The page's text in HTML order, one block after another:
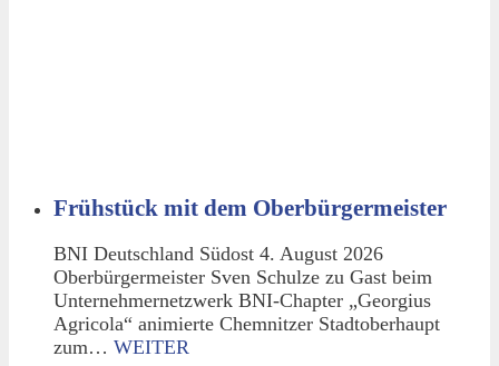
Frühstück mit dem Oberbürgermeister
BNI Deutschland Südost 4. August 2026
Oberbürgermeister Sven Schulze zu Gast beim
Unternehmernetzwerk BNI-Chapter „Georgius
Agricola“ animierte Chemnitzer Stadtoberhaupt
zum… WEITER